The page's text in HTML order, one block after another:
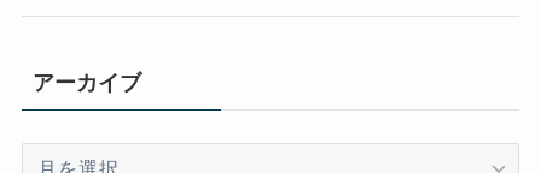
アーカイブ